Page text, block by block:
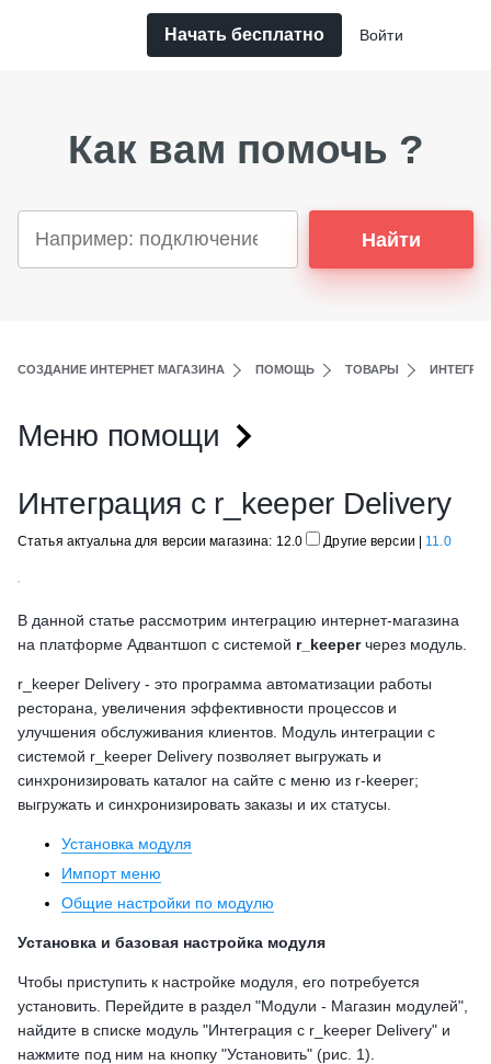
Начать бесплатно Войти
Как вам помочь ?
Найти
СОЗДАНИЕ ИНТЕРНЕТ МАГАЗИНА ПОМОЩЬ ТОВАРЫ
Меню помощи
Интеграция с r_keeper Delivery
Статья актуальна для версии магазина: 12.0 Другие версии 11.0
В данной статье рассмотрим интеграцию интернет-магазина
на платформе Адвантшоп с системой r_keeperчерез модуль.
r_keeper Delivery - это программа автоматизации работы
ресторана, увеличения эффективности процессов и
улучшения обслуживания клиентов. Модуль интеграции с
системой r_keeper Delivery позволяет выгружать и
синхронизировать каталог на сайте с меню из r-keeper;
выгружать и синхронизировать заказы и их статусы.
Установка модуля
Импорт меню
Общие настройки по модулю
Установка и базовая настройка модуля
Чтобы приступить к настройке модуля, его потребуется
установить. Перейдите в раздел "Модули - Магазин модулей",
найдите в списке модуль "Интеграция с r_keeper Delivery" и
нажмите под ним на кнопку "Установить" (рис. 1).